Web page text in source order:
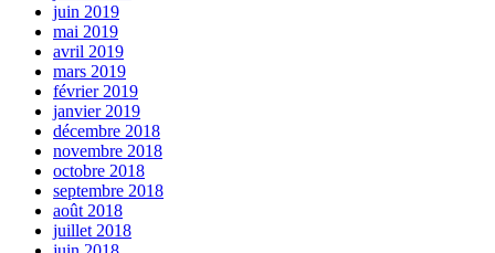
juin 2019
mai 2019
avril 2019
mars 2019
février 2019
janvier 2019
décembre 2018
novembre 2018
octobre 2018
septembre 2018
août 2018
juillet 2018